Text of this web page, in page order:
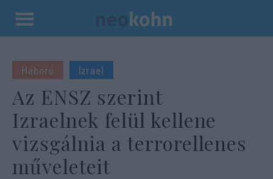
Kilépés
tartalomba
Háború Izrael
Az ENSZ szerint
Izraelnek felül kellene
vizsgálnia a terrorellenes
műveleteit